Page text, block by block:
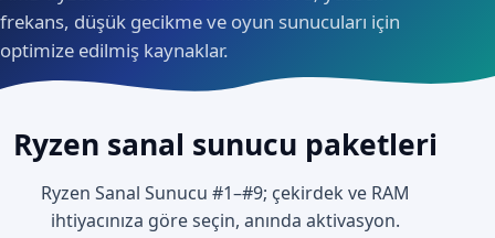
frekans, düşük gecikme ve oyun sunucuları için
optimize edilmiş kaynaklar.
Ryzen sanal sunucu paketleri
Ryzen Sanal Sunucu #1–#9; çekirdek ve RAM
ihtiyacınıza göre seçin, anında aktivasyon.